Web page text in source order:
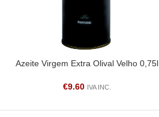
LER MAIS
Azeite Virgem Extra Olival Velho 0,75l
€9.60 IVA INC.